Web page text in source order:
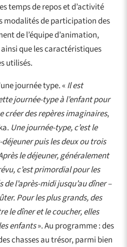
temps de repos et d’activité
modalités de participation des
de l’équipe d’animation,
que les caractéristiques
utilisés.
journée type. «Il est
journée-type à l’enfant pour
créer des repères imaginaires,
Une journée-type, c’est le
puis les deux ou trois
le déjeuner, généralement
c’est primordial pour les
l’après-midi jusqu’au dîner –
Pour les plus grands, des
le dîner et le coucher, elles
enfants». Au programme : des
chasses au trésor, parmi bien